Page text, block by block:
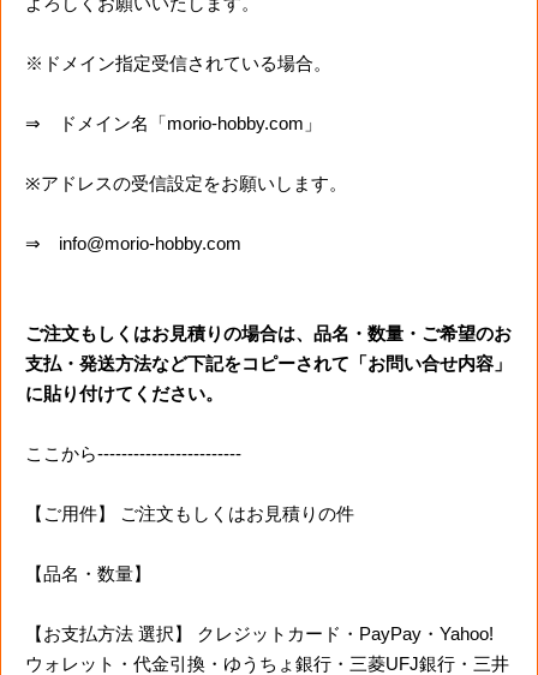
※ドメイン指定受信されている場合。
⇒ ドメイン名「morio-hobby.com」
※アドレスの受信設定をお願いします。
⇒ info@morio-hobby.com
ご注文もしくはお見積りの場合は、品名・数量・ご希望のお
支払・発送方法など下記をコピーされて「お問い合せ内容」
に貼り付けてください。
ここから------------------------
【ご用件】 ご注文もしくはお見積りの件
【品名・数量】
【お支払方法 選択】 クレジットカード・PayPay・Yahoo!
ウォレット・代金引換・ゆうちょ銀行・三菱UFJ銀行・三井